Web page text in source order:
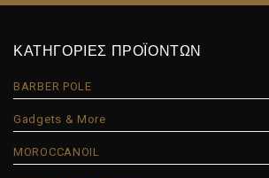
ΚΑΤΗΓΟΡΙΕΣ ΠΡΟΪΟΝΤΩΝ
BARBER POLE
Gadgets & More
MOROCCANOIL